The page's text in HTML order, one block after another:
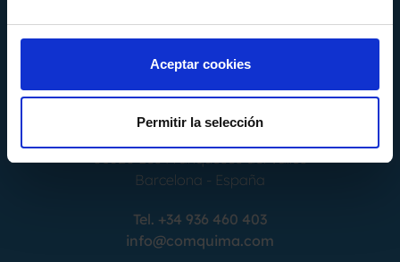
Aceptar cookies
Permitir la selección
08520 Les Franqueses del Valles
Barcelona - España
Tel. +34 936 460 403
info@comquima.com